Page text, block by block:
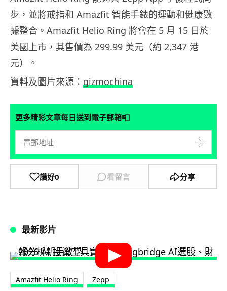
步，並將戒指和 Amazfit 智能手錶的運動和健康數
據整合。Amazfit Helio Ring 將會在 5 月 15 日於
美國上市，其售價為 299.99 美元（約 2,347 港
元）。
資料及圖片來源： gizmochina
更多精彩文章每日送到電子郵箱📮
讚好0 看留言 分享
最新影片
Amazfit Helio Ring Zepp